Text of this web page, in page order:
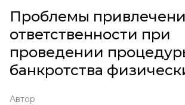
Проблемы
ответственности при
проведении
банкротства
Автор